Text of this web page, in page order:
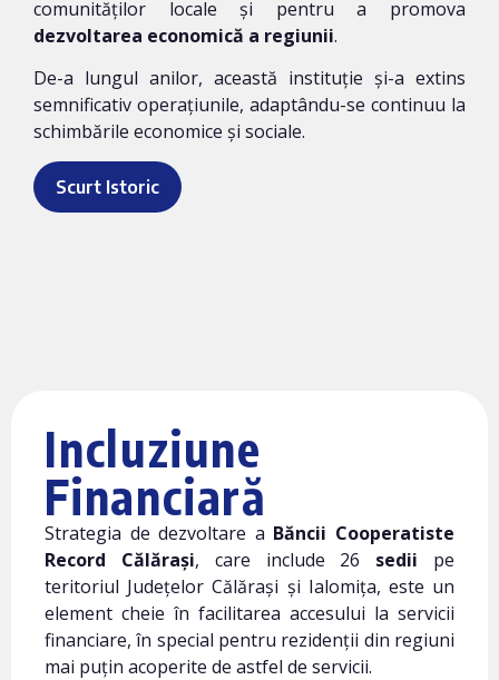
comunităților locale și pentru a promova
dezvoltarea economică a regiunii.
De-a lungul anilor, această instituție și-a extins
semnificativ operațiunile, adaptându-se continuu la
schimbările economice și sociale.
Scurt Istoric
Incluziune
Financiară
Strategia de dezvoltare a Băncii Cooperatiste
Record Călărași, care include 26 sedii pe
teritoriul Județelor Călărași și Ialomița, este un
element cheie în facilitarea accesului la servicii
financiare, în special pentru rezidenții din regiuni
mai puțin acoperite de astfel de servicii.